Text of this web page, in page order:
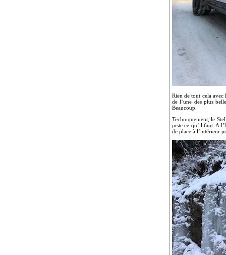
Rien de tout cela avec
de l’une des plus
Beaucoup.
Techniquement, le
juste ce qu’il faut. A
de place à l’intérieur